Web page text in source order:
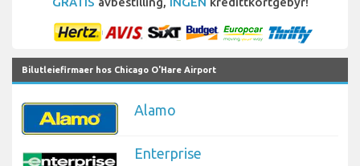
Bilutleiefirmaer hos Chicago O'Hare Airport
Alamo
Enterprise